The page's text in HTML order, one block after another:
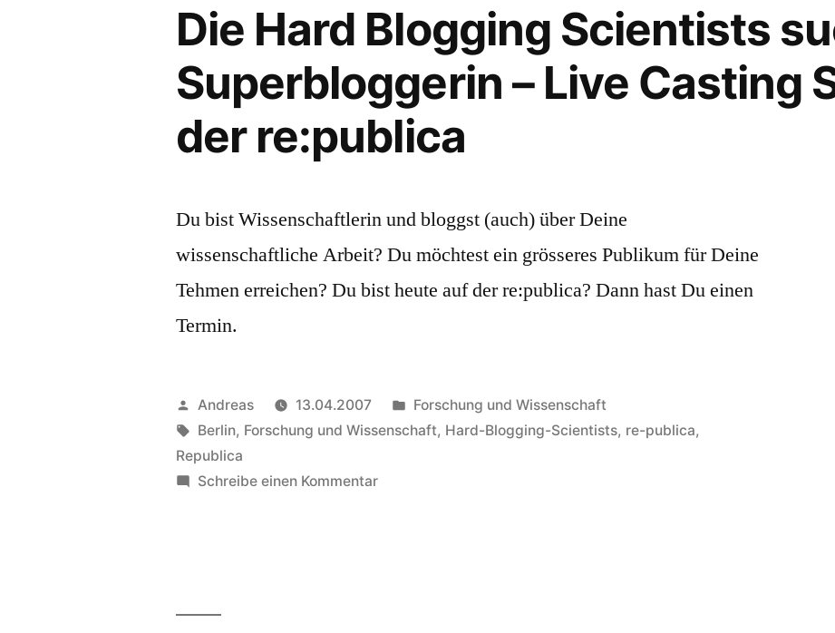
Die Hard Blogging Scientists
Superbloggerin – Live Casting
der re:publica
Du bist Wissenschaftlerin und bloggst (auch) über Deine
wissenschaftliche Arbeit? Du möchtest ein grösseres Publikum für Deine
Tehmen erreichen? Du bist heute auf der re:publica? Dann hast Du einen
Termin.
Veröffentlicht
von
Andreas 13.04.2007
Veröffentlicht
in
Forschung und Wissenschaft
Schlagwörter:
Berlin, Forschung und Wissenschaft, Hard-Blogging-Scientists, re-publica,
Republica
Schreibe einen Kommentarzu